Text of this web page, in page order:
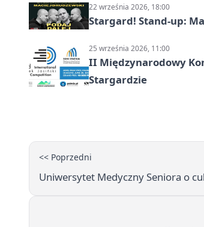
22 września 2026, 18:00
Stargard! Stand-up:
25 września 2026, 11:00
II Międzynarodowy
Stargardzie
<< Poprzedni
Uniwersytet Medyczny Seniora o